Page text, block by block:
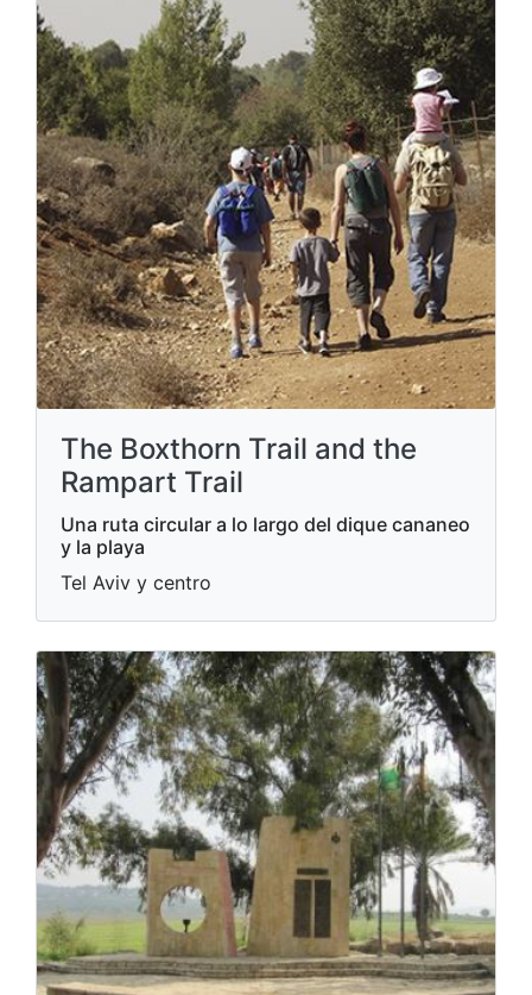
The Boxthorn Trail and the
Rampart Trail
Una ruta circular a lo largo del dique cananeo
y la playa
Tel Aviv y centro